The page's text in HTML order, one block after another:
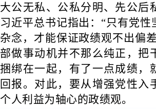
大公无私、公私分明、先公后
习近平总书记指出：“只有党性
杂念，才能保证政绩观不出偏
部做事动机并不那么纯正，把
捆绑在一起，有了一点成绩，
回报。对此，要从增强党性入
个人利益为轴心的政绩观。